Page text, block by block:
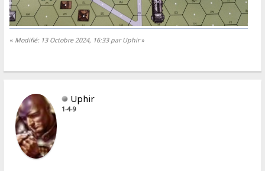
« Modifié: 13 Octobre 2024, 16:33 par Uphir»
Uphir
1-4-9